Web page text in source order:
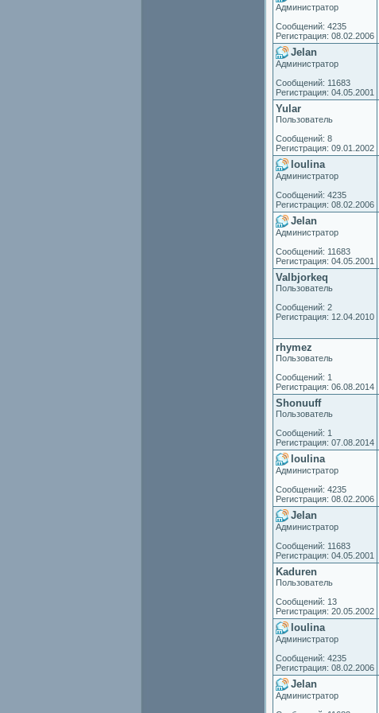
Администратор
Сообщений: 4235
Регистрация: 08.02.2006
Jelan
Администратор
Сообщений: 11683
Регистрация: 04.05.2001
Yular
Пользователь
Сообщений: 8
Регистрация: 09.01.2002
loulina
Администратор
Сообщений: 4235
Регистрация: 08.02.2006
Jelan
Администратор
Сообщений: 11683
Регистрация: 04.05.2001
Valbjorkeq
Пользователь
Сообщений: 2
Регистрация: 12.04.2010
rhymez
Пользователь
Сообщений: 1
Регистрация: 06.08.2014
Shonuuff
Пользователь
Сообщений: 1
Регистрация: 07.08.2014
loulina
Администратор
Сообщений: 4235
Регистрация: 08.02.2006
Jelan
Администратор
Сообщений: 11683
Регистрация: 04.05.2001
Kaduren
Пользователь
Сообщений: 13
Регистрация: 20.05.2002
loulina
Администратор
Сообщений: 4235
Регистрация: 08.02.2006
Jelan
Администратор